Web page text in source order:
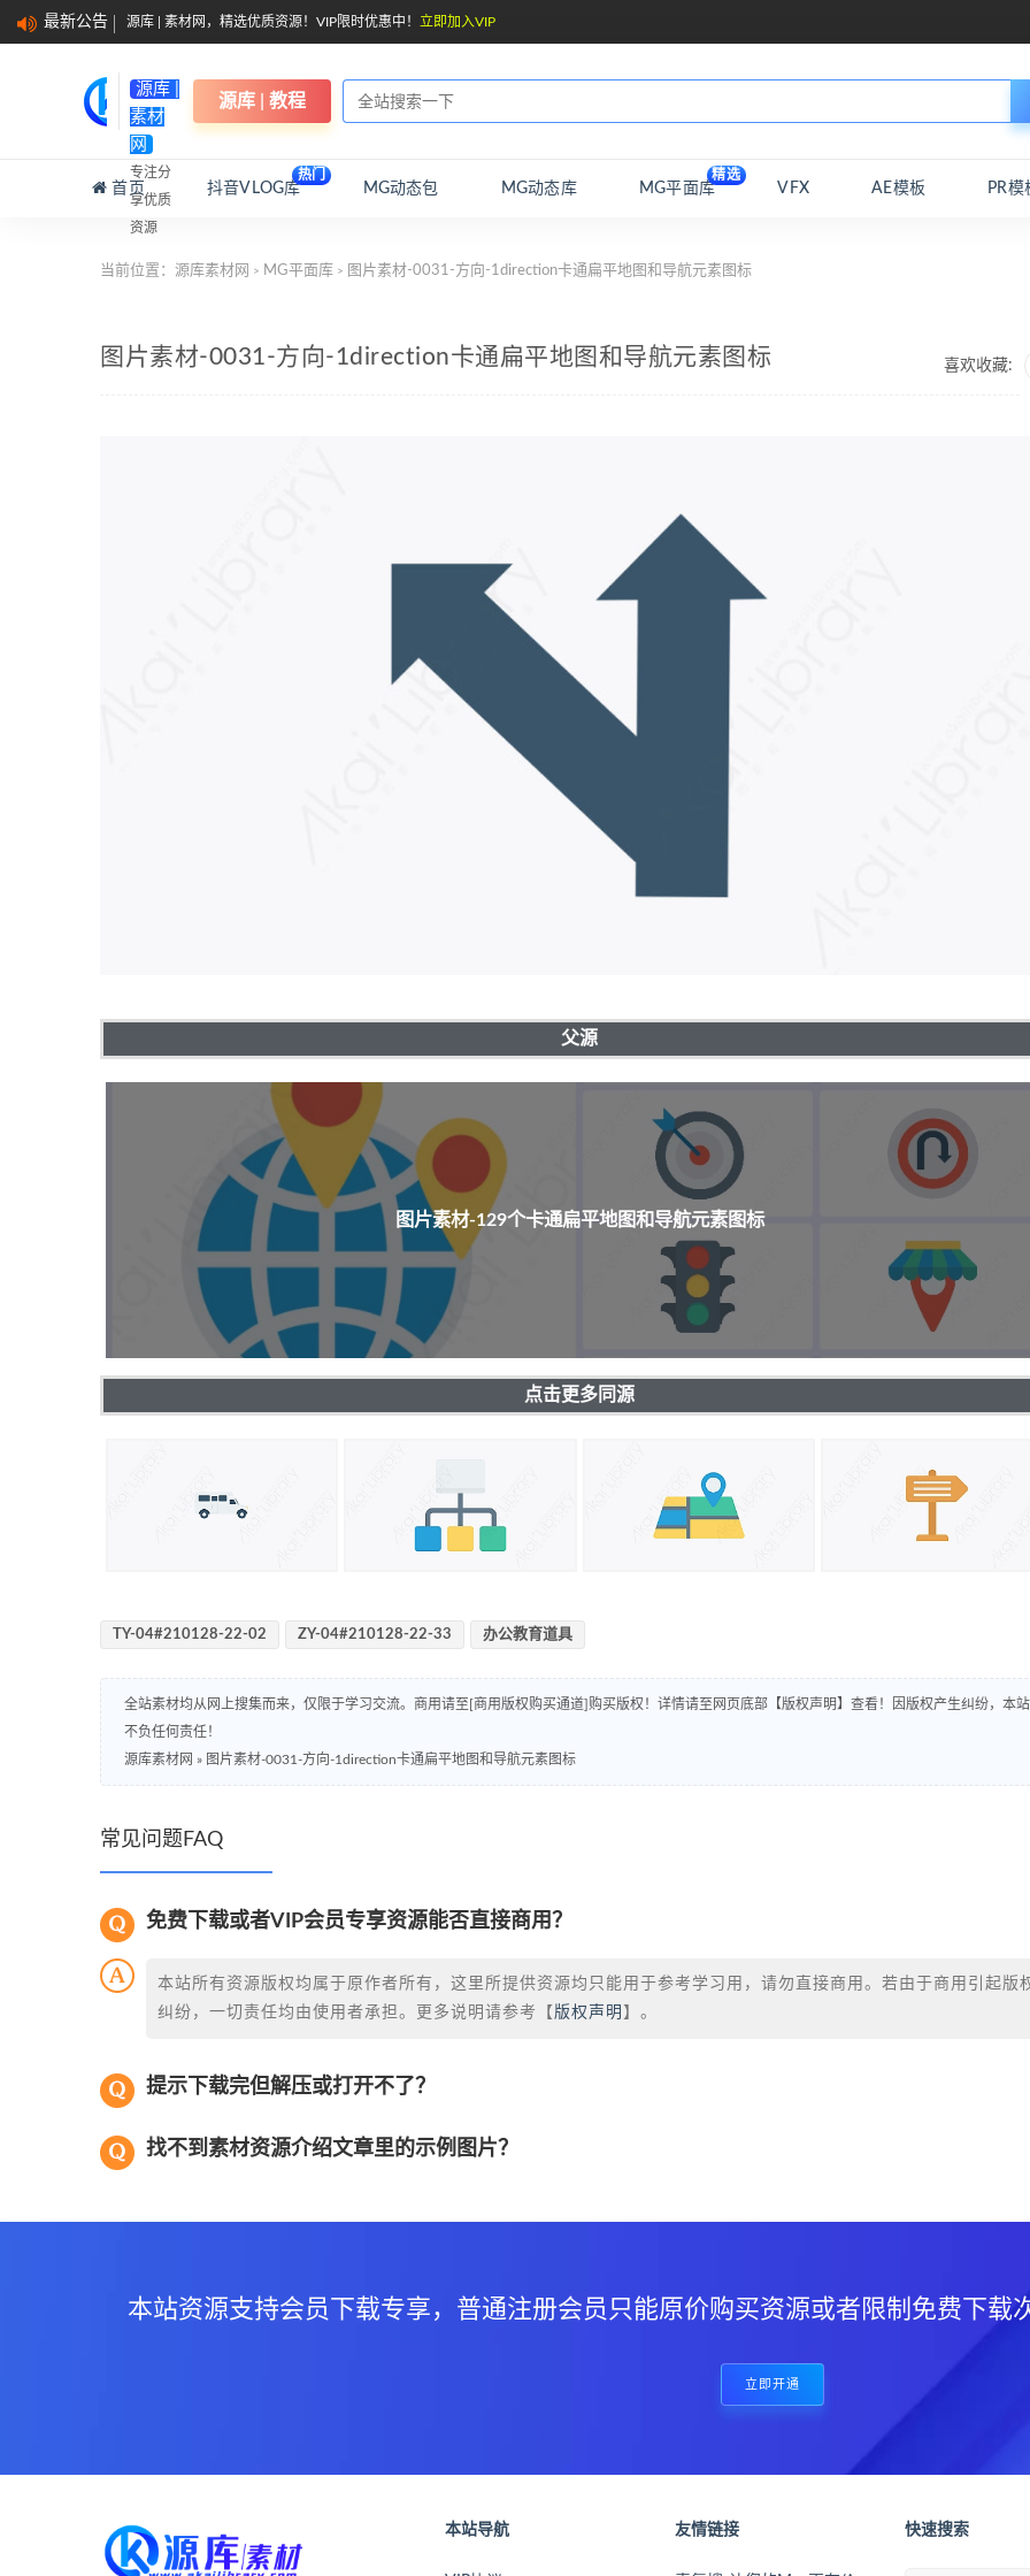
最新公告 源库 | 素材网，精选优质资源！VIP限时优惠中！ 立即加入VIP
源库 |
素材
网
专注分
享优质
资源
源库 | 教程
首页 抖音VLOG库
热门
MG动态包 MG动态库 MG平面库
精选
VFX AE模板 PR模
当前位置： 源库素材网 > MG平面库 > 图片素材-0031-方向-1direction卡通扁平地图和导航元素图标
喜欢收藏:
图片素材-0031-方向-1direction卡通扁平地图和导航元素图标
父源
图片素材-129个卡通扁平地图和导航元素图标
点击更多同源
TY-04#210128-22-02 ZY-04#210128-22-33 办公教育道具
全站素材均从网上搜集而来，仅限于学习交流。商用请至[商用版权购买通道]购买版权！详情请至网页底部【版权声明】查看！因版权产生纠纷，本站
不负任何责任！
源库素材网 » 图片素材-0031-方向-1direction卡通扁平地图和导航元素图标
常见问题FAQ
免费下载或者VIP会员专享资源能否直接商用？
本站所有资源版权均属于原作者所有，这里所提供资源均只能用于参考学习用，请勿直接商用。若由于商用引起版
纠纷，一切责任均由使用者承担。更多说明请参考【 版权声明 】。
提示下载完但解压或打开不了？
找不到素材资源介绍文章里的示例图片？
本站资源支持会员下载专享，普通注册会员只能原价购买资源或者限制免费下载
立即开通
本站导航 友情链接 快速搜索